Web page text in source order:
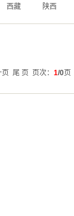
西藏 陕西
尾 页 页次： 1/0页